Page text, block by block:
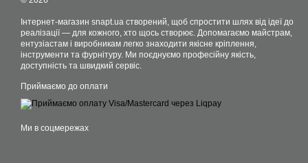
Інтернет-магазин snapt.ua створений, щоб спростити шлях від ідеї до
реалізації — для кожного, хто щось створює. Допомагаємо майстрам,
ентузіастам і виробникам легко знаходити якісне кріплення,
інструменти та фурнітуру. Ми поєднуємо професійну якість,
доступність та швидкий сервіс.
Приймаємо до оплати
Ми в соцмережах